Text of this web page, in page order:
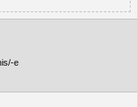
e